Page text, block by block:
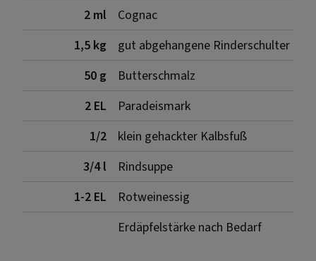
2 ml
Cognac
1,5 kg
gut abgehangene Rinderschulter
50 g
Butterschmalz
2 EL
Paradeismark
1/2
klein gehackter Kalbsfuß
3/4 l
Rindsuppe
1-2 EL
Rotweinessig
Erdäpfelstärke nach Bedarf